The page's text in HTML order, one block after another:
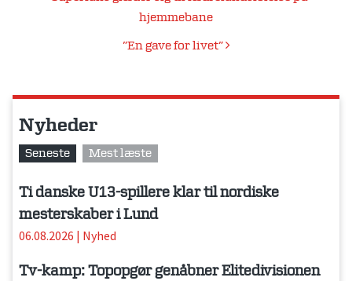
hjemmebane
”En gave for livet”
Nyheder
Seneste Mest læste
Ti danske U13-spillere klar til nordiske
mesterskaber i Lund
06.08.2026 | Nyhed
Tv-kamp: Topopgør genåbner Elitedivisionen